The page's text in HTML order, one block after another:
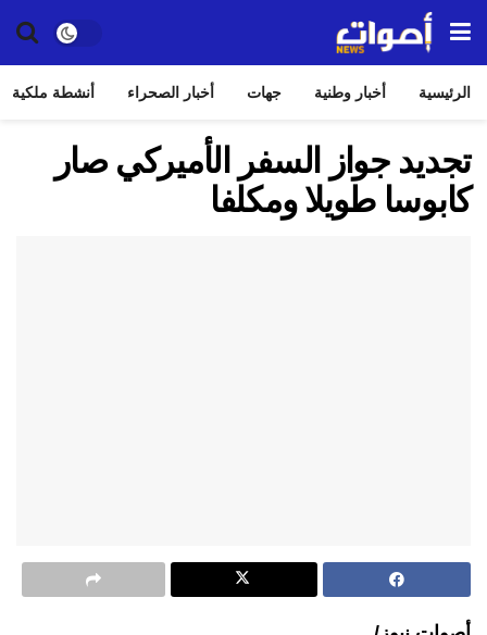
الرئيسية أخبار وطنية جهات أخبار الصحراء أنشطة ملكية
تجديد جواز السفر الأميركي صار
كابوسا طويلا ومكلفا